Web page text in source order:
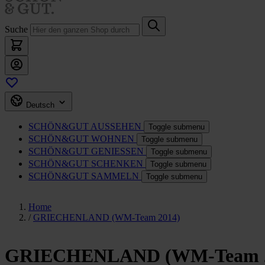
Suche
Deutsch
SCHÖN&GUT AUSSEHEN Toggle submenu
SCHÖN&GUT WOHNEN Toggle submenu
SCHÖN&GUT GENIESSEN Toggle submenu
SCHÖN&GUT SCHENKEN Toggle submenu
SCHÖN&GUT SAMMELN Toggle submenu
Home
/ GRIECHENLAND (WM-Team 2014)
GRIECHENLAND (WM-Team